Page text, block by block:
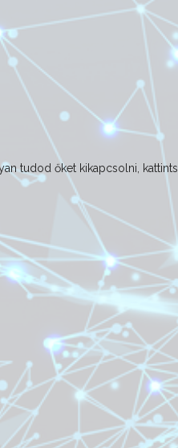
tudod őket kikapcsolni, kattints